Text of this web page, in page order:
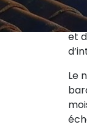
et
Le